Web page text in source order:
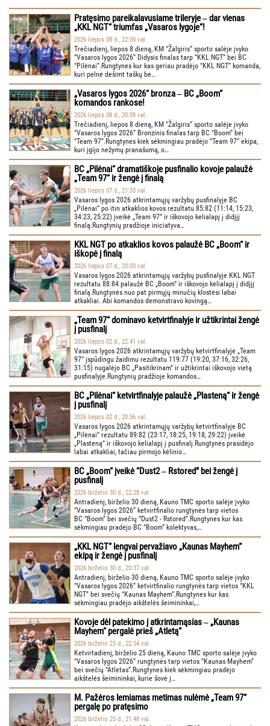
Pratęsimo pareikalavusiame trileryje ‒ dar vienas
„KKL NGT“ triumfas „Vasaros lygoje“!
2026 liepos 08 d., 22:09 val.
Trečiadienį, liepos 8 dieną, KM “Žalgiris” sporto salėje įvyko
“Vasaros lygos 2026” Didysis finalas tarp “KKL NGT” bei BC
“Pilėnai”.Rungtynes kur kas geriau pradėjo “KKL NGT” komanda,
kuri pelnė dešimt taškų be…
„Vasaros lygos 2026“ bronza ‒ BC „Boom“
komandos rankose!
2026 liepos 08 d., 20:09 val.
Trečiadienį, liepos 8 dieną, KM “Žalgiris” sporto salėje įvyko
“Vasaros lygos 2026” Bronzinis finalas tarp BC “Boom” bei
“Team 97”.Rungtynes kiek sėkmingiau pradėjo “Team 97” ekipa,
kuri įgijo nežymų pranašumą, o…
BC „Pilėnai“ dramatiškoje pusfinalio kovoje palaužė
„Team 97“ ir žengė į finalą
2026 liepos 07 d., 21:33 val.
Vasaros lygos 2026 atkrintamųjų varžybų pusfinalyje BC
„Pilėnai“ po itin atkaklios kovos rezultatu 85:82 (11:14, 15:23,
34:23, 25:22) įveikė „Team 97“ ir iškovojo kelialapį į didįjį
finalą.Rungtynių pradžioje iniciatyva…
KKL NGT po atkaklios kovos palaužė BC „Boom“ ir
iškopė į finalą
2026 liepos 07 d., 20:03 val.
Vasaros lygos 2026 atkrintamųjų varžybų pusfinalyje KKL NGT
rezultatu 88:84 palaužė BC „Boom“ ir iškovojo kelialapį į didįjį
finalą.Rungtynės nuo pat pirmųjų minučių klostėsi labai
atkakliai. Abi komandos demonstravo kovingą…
„Team 97“ dominavo ketvirtfinalyje ir užtikrintai žengė
į pusfinalį
2026 liepos 02 d., 22:41 val.
Vasaros lygos 2026 atkrintamųjų varžybų ketvirtfinalyje „Team
97“ įspūdingu žaidimu rezultatu 119:77 (19:20, 37:16, 32:26,
31:15) nugalėjo BC „Pasitikrinam“ ir užtikrintai iškovojo vietą
pusfinalyje.Rungtynių pradžioje komandos…
BC „Pilėnai“ ketvirtfinalyje palaužė „Plasteną“ ir žengė
į pusfinalį
2026 liepos 02 d., 20:56 val.
Vasaros lygos 2026 atkrintamųjų varžybų ketvirtfinalyje BC
„Pilėnai“ rezultatu 89:82 (23:17, 18:25, 19:18, 29:22) įveikė
„Plasteną“ ir iškovojo kelialapį į pusfinalį.Rungtynės prasidėjo
labai atkakliai, tačiau pirmojo kėlinio…
BC „Boom“ įveikė “Dust2 ‒ Rstored” bei žengė į
pusfinalį
2026 birželio 30 d., 22:28 val.
Antradienį, birželio 30 dieną, Kauno TMC sporto salėje įvyko
“Vasaros lygos 2026” ketvirtfinalio rungtynės tarp vietos
BC “Boom” bei svečių “Dust2 - Rstored”.Rungtynes kur kas
sėkmingiau pradėjo BC “Boom” kolektyvas,…
„KKL NGT“ lengvai pervažiavo „Kaunas Mayhem“
ekipą ir žengė į pusfinalį
2026 birželio 30 d., 20:37 val.
Antradienį, birželio 30 dieną, Kauno TMC sporto salėje įvyko
“Vasaros lygos 2026” ketvirtfinalio rungtynės tarp vietos “KKL
NGT” bei svečių “Kaunas Mayhem”.Rungtynes kur kas
sėkmingiau pradėjo aikštelės šeimininkai,…
Kovoje dėl patekimo į atkrintamąsias ‒ „Kaunas
Mayhem“ pergalė prieš „Atletą“
2026 birželio 25 d., 22:54 val.
Ketvirtadienį, birželio 25 dieną, Kauno TMC sporto salėje įvyko
“Vasaros lygos 2026” rungtynės tarp vietos “Kaunas Mayhem”
bei svečių “Atletas”.Rungtynes kiek sėkmingiau pradėjo
aikštelės šeimininkai, kurie šovė į…
M. Pažėros lemiamas metimas nulėmė „Team 97“
pergalę po pratęsimo
2026 birželio 25 d., 21:48 val.